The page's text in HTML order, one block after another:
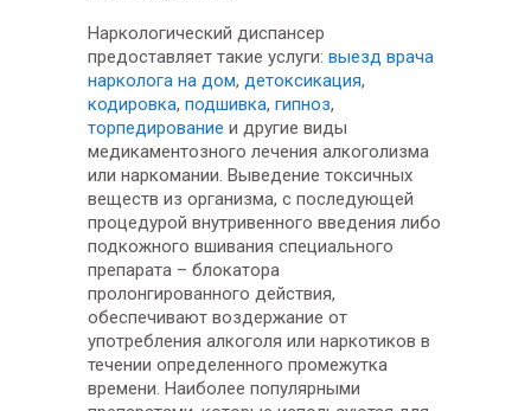
Наркологический диспансер
предоставляет такие услуги: выезд врача
нарколога на дом, детоксикация,
кодировка, подшивка, гипноз,
торпедирование и другие виды
медикаментозного лечения алкоголизма
или наркомании. Выведение токсичных
веществ из организма, с последующей
процедурой внутривенного введения либо
подкожного вшивания специального
препарата – блокатора
пролонгированного действия,
обеспечивают воздержание от
употребления алкоголя или наркотиков в
течении определенного промежутка
времени. Наиболее популярными